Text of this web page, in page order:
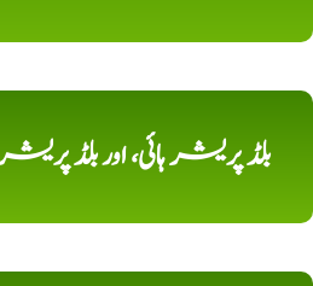
بلڈ پریشر ہائی، اور بلڈ